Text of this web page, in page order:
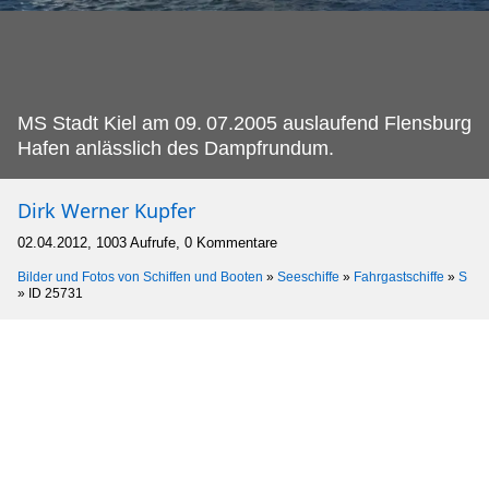
MS Stadt Kiel am 09. 07.2005 auslaufend Flensburg
Hafen anlässlich des Dampfrundum.
Dirk Werner Kupfer
02.04.2012, 1003 Aufrufe, 0 Kommentare
Bilder und Fotos von Schiffen und Booten » Seeschiffe » Fahrgastschiffe » S
» ID 25731